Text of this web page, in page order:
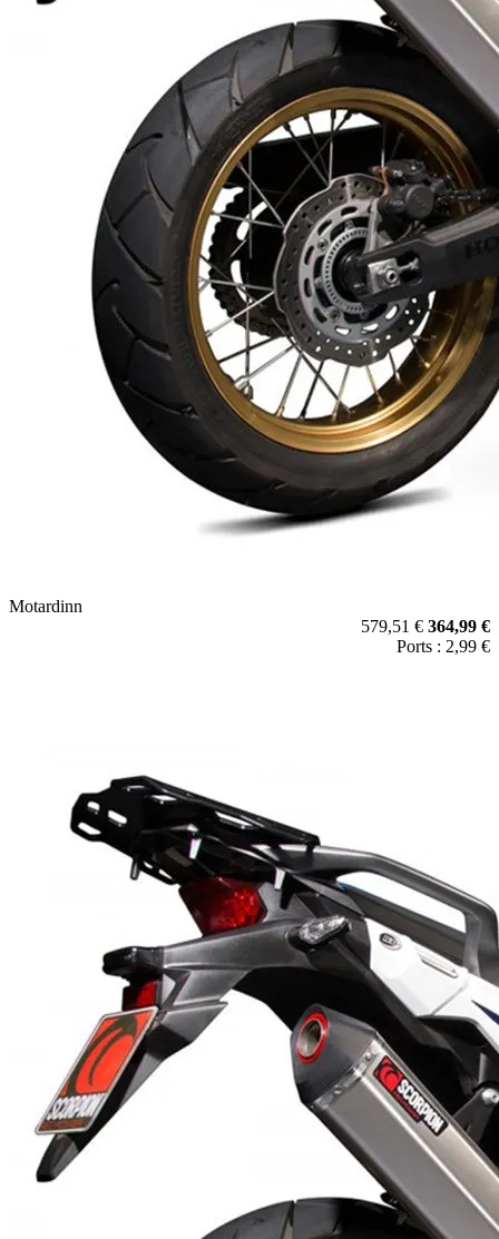
Motardinn
579,51 € 364,99 €
Ports : 2,99 €